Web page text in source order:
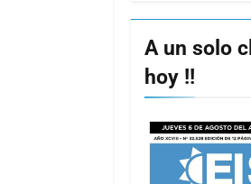
A un solo
hoy !!